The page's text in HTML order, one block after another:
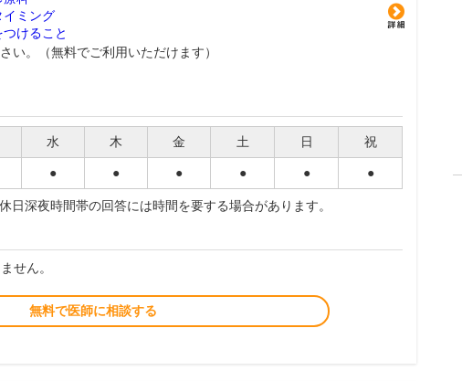
イミング
けること
い。（無料でご利用いただけます）
水 木 金 土 日 祝
● ● ● ● ● ●
深夜時間帯の回答には時間を要する場合があります。
せん。
無料で医師に相談する